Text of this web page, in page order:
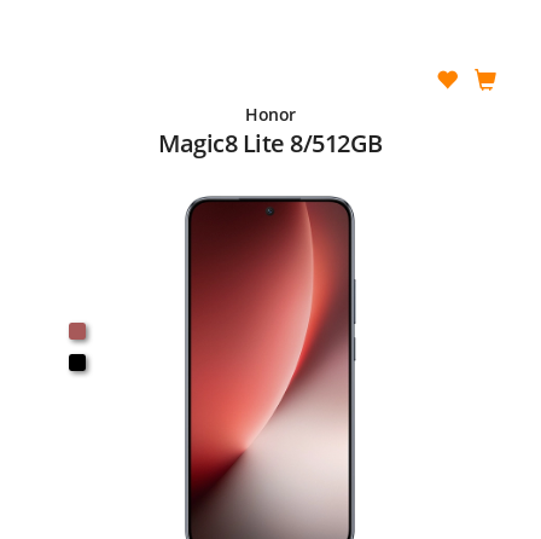
Honor
Magic8 Lite 8/512GB